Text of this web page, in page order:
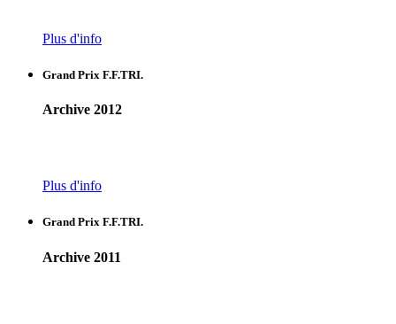
Plus d'info
Grand Prix F.F.TRI.
Archive 2012
Plus d'info
Grand Prix F.F.TRI.
Archive 2011